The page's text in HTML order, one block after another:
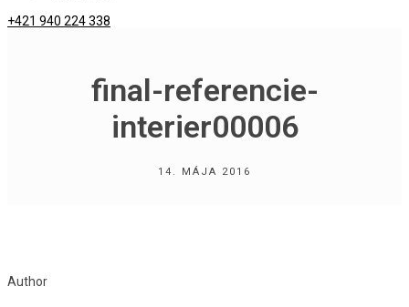
+421 940 224 338
final-referencie-
interier00006
14. MÁJA 2016
Author